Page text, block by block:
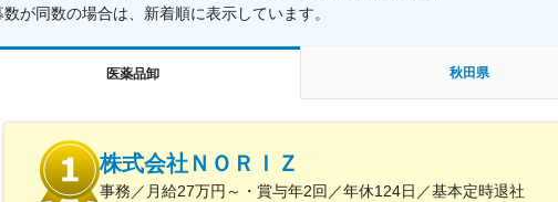
が同数の場合は、新着順に表示しています。
医薬品卸 秋田県
株式会社ＮＯＲＩＺ
事務／月給27万円～・賞与年2回／年休124日／基本定時退社